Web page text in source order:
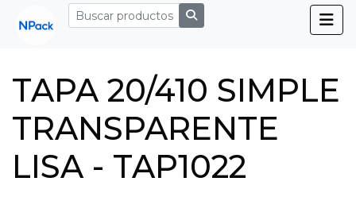
TAPA 20/410 SIMPLE
TRANSPARENTE
LISA - TAP1022